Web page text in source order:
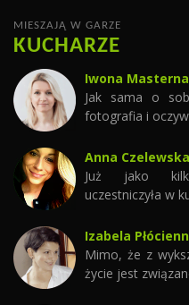
MIESZAJĄ W GARZE
KUCHARZE
Iwona
Jak sama o
fotografia i
Anna Czelewska
Już jako
uczestniczyła w
Izabela
Mimo, że z
życie jest